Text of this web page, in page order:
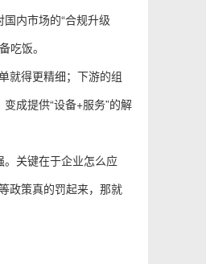
内市场的“合规升级
吃饭。
就得更精细；下游的组
成提供“设备+服务”的解
关键在于企业怎么应
政策真的罚起来，那就